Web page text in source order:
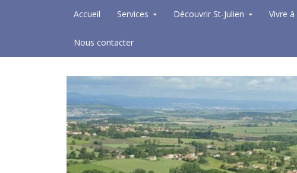
Accueil Services Découvrir St-Julien Vivre à
Nous contacter